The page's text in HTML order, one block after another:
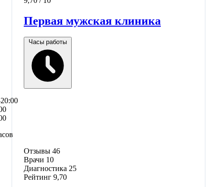
Первая мужская клиника
Часы работы
Отзывы 46
Врачи 10
Диагностика 25
Рейтинг 9,70